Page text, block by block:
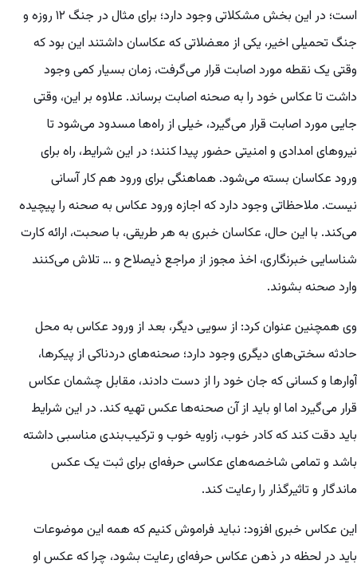
است؛ در این بخش مشکلاتی وجود دارد؛ برای مثال در جنگ ۱۲ روزه و
جنگ تحمیلی اخیر، یکی از معضلاتی که عکاسان داشتند این بود که
وقتی یک نقطه مورد اصابت قرار می‌گرفت، زمان بسیار کمی وجود
داشت تا عکاس خود را به صحنه اصابت برساند. علاوه بر این، وقتی
جایی مورد اصابت قرار می‌گیرد، خیلی از راه‌ها مسدود می‌شود تا
نیروهای امدادی و امنیتی حضور پیدا کنند؛ در این شرایط، راه برای
ورود عکاسان بسته می‌شود. هماهنگی برای ورود هم کار آسانی
نیست. ملاحظاتی وجود دارد که اجازه ورود عکاس به صحنه را پیچیده
می‌کند. با این حال، عکاسان خبری به هر طریقی، با صحبت، ارائه کارت
شناسایی خبرنگاری، اخذ مجوز از مراجع ذیصلاح و … تلاش می‌کنند
وارد صحنه بشوند.
وی همچنین عنوان کرد: از سویی دیگر، بعد از ورود عکاس به محل
حادثه سختی‌های دیگری وجود دارد؛ صحنه‌های دردناکی از پیکرها،
آوارها و کسانی که جان خود را از دست دادند، مقابل چشمان عکاس
قرار می‌گیرد اما او باید از آن صحنه‌ها عکس تهیه کند. در این شرایط
باید دقت کند که کادر خوب، زاویه خوب و ترکیب‌بندی مناسبی داشته
باشد و تمامی شاخصه‌های عکاسی حرفه‌ای برای ثبت یک عکس
ماندگار و تاثیرگذار را رعایت کند.
این عکاس خبری افزود: نباید فراموش کنیم که همه این موضوعات
باید در لحظه در ذهن عکاس حرفه‌ای رعایت بشود، چرا که عکس او